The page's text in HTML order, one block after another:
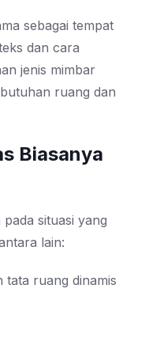
sebagai tempat
dan cara
jenis mimbar
ruang dan
Biasanya
situasi yang
lain:
tata ruang dinamis